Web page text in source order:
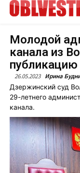
Молодой
канала из
публикацию
26.05.2023 Ирина
Дзержинский суд
29-летнего
канала.